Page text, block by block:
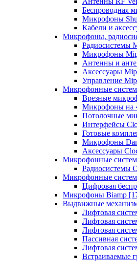
Беспроводная
Микрофоны
Кабели и
Микрофоны,
Радиосистемы
Микрофоны
Антенны и
Аксессуары
Управление
Микрофонные
Врезные
Микрофоны на
Потолочные
Интерфейсы
Готовые
Микрофоны
Аксессуары
Микрофонные
Радиосистемы
Микрофонные
Цифровая
Микрофоны Biamp
Выдвижные
Лифтовая
Лифтовая
Лифтовая
Пассивная
Лифтовая
Встраиваемые